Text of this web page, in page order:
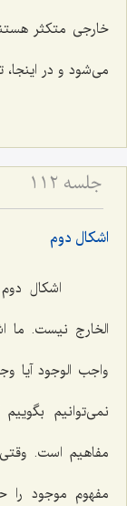
خارجى متكثر
مى‌شود و در اینجا،
جلسه ۱۱۲
اشكال دوم
اشكال
الخارج نیست. ما
واجب الوجود
نمى‌توانیم
مفاهیم است.
مفهوم موجود را